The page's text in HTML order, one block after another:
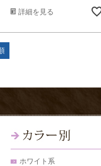
詳細を見る
ホワイト系